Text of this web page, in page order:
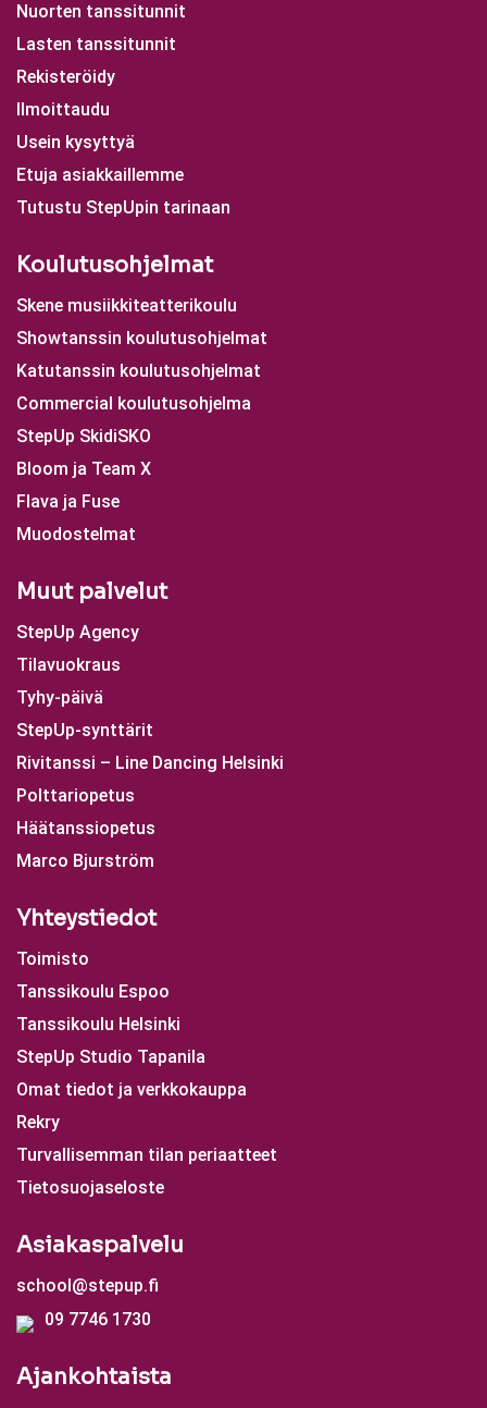
Nuorten tanssitunnit
Lasten tanssitunnit
Rekisteröidy
Ilmoittaudu
Usein kysyttyä
Etuja asiakkaillemme
Tutustu StepUpin tarinaan
Koulutusohjelmat
Skene musiikkiteatterikoulu
Showtanssin koulutusohjelmat
Katutanssin koulutusohjelmat
Commercial koulutusohjelma
StepUp SkidiSKO
Bloom ja Team X
Flava ja Fuse
Muodostelmat
Muut palvelut
StepUp Agency
Tilavuokraus
Tyhy-päivä
StepUp-synttärit
Rivitanssi – Line Dancing Helsinki
Polttariopetus
Häätanssiopetus
Marco Bjurström
Yhteystiedot
Toimisto
Tanssikoulu Espoo
Tanssikoulu Helsinki
StepUp Studio Tapanila
Omat tiedot ja verkkokauppa
Rekry
Turvallisemman tilan periaatteet
Tietosuojaseloste
Asiakaspalvelu
school@stepup.fi
09 7746 1730
Ajankohtaista